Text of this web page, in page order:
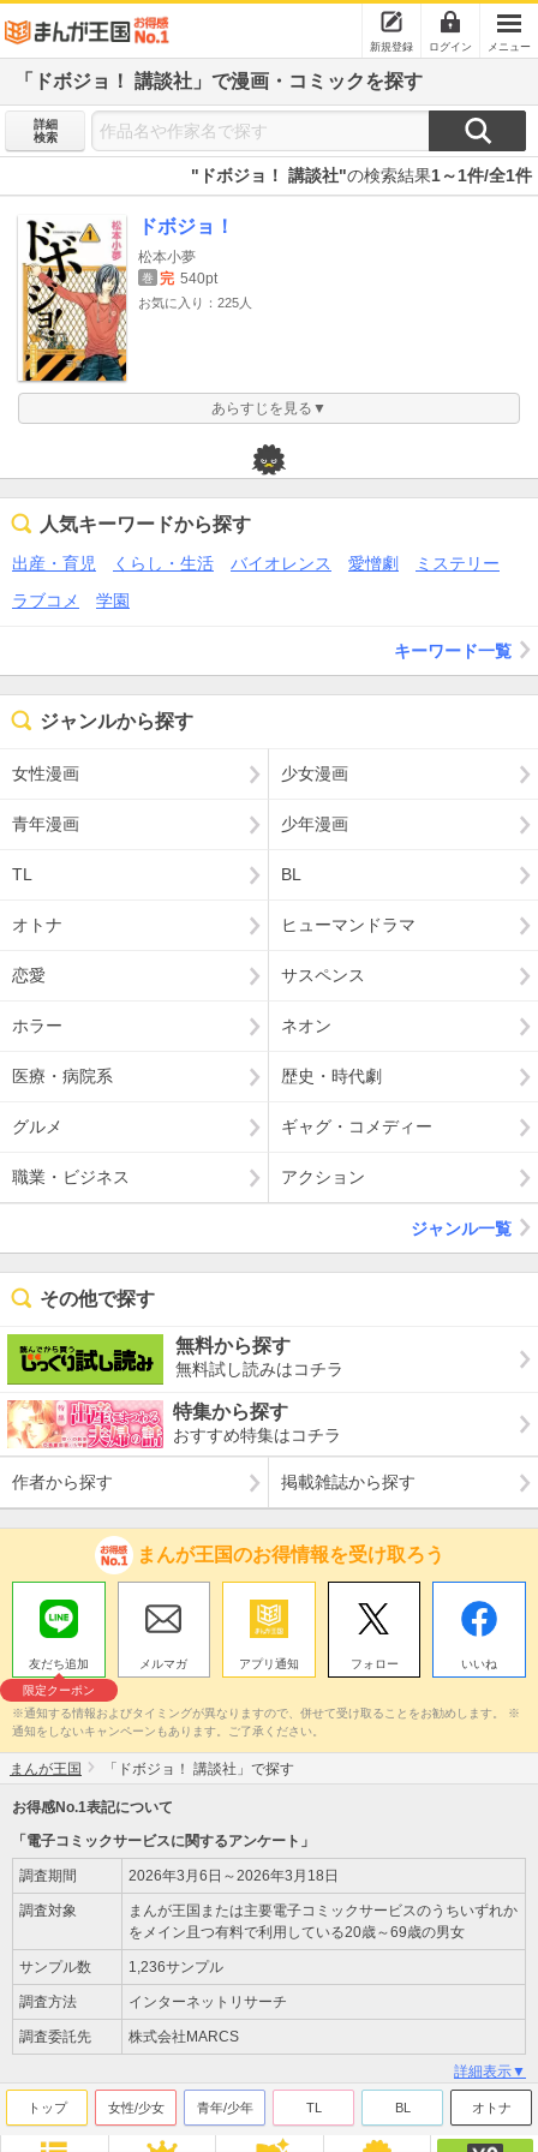
新規登録 ログイン メニュー
「ドボジョ！ 講談社」で漫画・コミックを探す
詳細
検索
"ドボジョ！ 講談社"の検索結果1～1件/全1件
ドボジョ！
松本小夢
巻 完 540pt
お気に入り：225人
あらすじを見る▼
人気キーワードから探す
出産・育児 くらし・生活 バイオレンス 愛憎劇
ミステリー
ラブコメ
学園
キーワード一覧
ジャンルから探す
女性漫画 少女漫画
青年漫画 少年漫画
TL BL
オトナ ヒューマンドラマ
恋愛 サスペンス
ホラー ネオン
医療・病院系 歴史・時代劇
グルメ ギャグ・コメディー
職業・ビジネス アクション
ジャンル一覧
その他で探す
無料から探す
無料試し読みはコチラ
特集から探す
おすすめ特集はコチラ
作者から探す 掲載雑誌から探す
まんが王国のお得情報を受け取ろう
友だち追加
限定クーポン
メルマガ アプリ通知 フォロー いいね
※通知する情報およびタイミングが異なりますので、併せて受け取ることをお勧めします。 ※
通知をしないキャンペーンもあります。ご了承ください。
まんが王国 「ドボジョ！ 講談社」で探す
お得感No.1表記について
「電子コミックサービスに関するアンケート」
調査期間 2026年3月6日～2026年3月18日
調査対象
まんが王国または主要電子コミックサービスのうちいずれか
をメイン且つ有料で利用している20歳～69歳の男女
サンプル数 1,236サンプル
調査方法 インターネットリサーチ
調査委託先 株式会社MARCS
詳細表示▼
トップ 女性/少女 青年/少年 TL BL オトナ